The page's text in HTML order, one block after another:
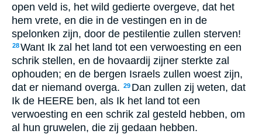
open veld is, het wild gedierte overgeve, dat het
hem vrete, en die in de vestingen en in de
spelonken zijn, door de pestilentie zullen sterven!
28Want Ik zal het land tot een verwoesting en een
schrik stellen, en de hovaardij zijner sterkte zal
ophouden; en de bergen Israels zullen woest zijn,
dat er niemand overga. 29 Dan zullen zij weten, dat
Ik de HEERE ben, als Ik het land tot een
verwoesting en een schrik zal gesteld hebben, om
al hun gruwelen, die zij gedaan hebben.